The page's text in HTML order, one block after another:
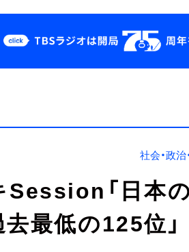
会社情報
社会・政治
「日本の
最低の125位」